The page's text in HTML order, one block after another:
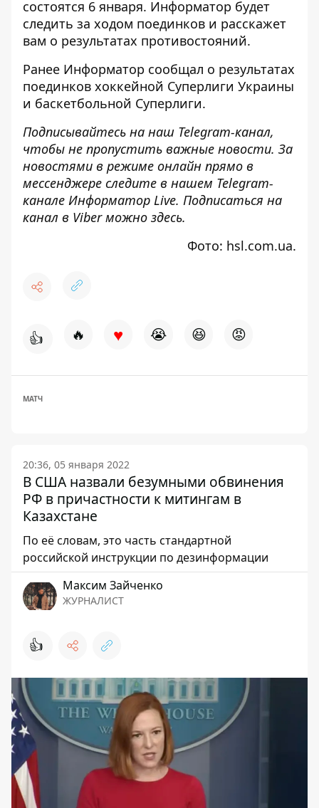
состоятся 6 января. Информатор будет
следить за ходом поединков и расскажет
вам о результатах противостояний.
Ранее Информатор сообщал о результатах
поединков хоккейной Суперлиги Украины
и баскетбольной Суперлиги.
Подписывайтесь на наш Telegram-канал,
чтобы не пропустить важные новости. За
новостями в режиме онлайн прямо в
мессенджере следите в нашем Telegram-
канале Информатор Live. Подписаться на
канал в Viber можно здесь.
Фото: hsl.com.ua.
👍 🔥 ♥ 😭 😆 😡
МАТЧ
20:36, 05 января 2022
В США назвали безумными обвинения
РФ в причастности к митингам в
Казахстане
По её словам, это часть стандартной
российской инструкции по дезинформации
Максим Зайченко
ЖУРНАЛИСТ
👍